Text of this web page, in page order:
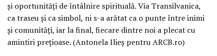
și oportunități de întâlnire spirituală. Via Transilvanica,
ca traseu și ca simbol, ni s-a arătat ca o punte între inimi
și comunități, iar la final, fiecare dintre noi a plecat cu
amintiri prețioase. (Antonela Ilieș pentru ARCB.ro)